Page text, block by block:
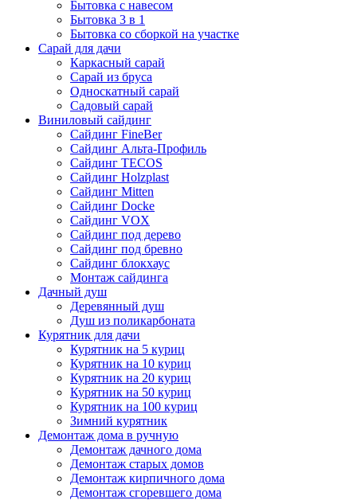
Бытовка с навесом
Бытовка 3 в 1
Бытовка со сборкой на участке
Сарай для дачи
Каркасный сарай
Сарай из бруса
Односкатный сарай
Садовый сарай
Виниловый сайдинг
Сайдинг FineBer
Сайдинг Альта-Профиль
Сайдинг TECOS
Сайдинг Holzplast
Сайдинг Mitten
Сайдинг Docke
Сайдинг VOX
Сайдинг под дерево
Сайдинг под бревно
Сайдинг блокхаус
Монтаж сайдинга
Дачный душ
Деревянный душ
Душ из поликарбоната
Курятник для дачи
Курятник на 5 куриц
Курятник на 10 куриц
Курятник на 20 куриц
Курятник на 50 куриц
Курятник на 100 куриц
Зимний курятник
Демонтаж дома в ручную
Демонтаж дачного дома
Демонтаж старых домов
Демонтаж кирпичного дома
Демонтаж сгоревшего дома